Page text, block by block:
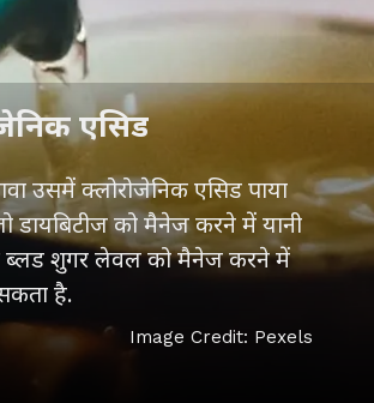
उसमें क्लोरोजेनिक एसिड पाया
डायबिटीज को मैनेज करने में यानी
शुगर लेवल को मैनेज करने में
है.
एसिड
Image Credit: Pexels